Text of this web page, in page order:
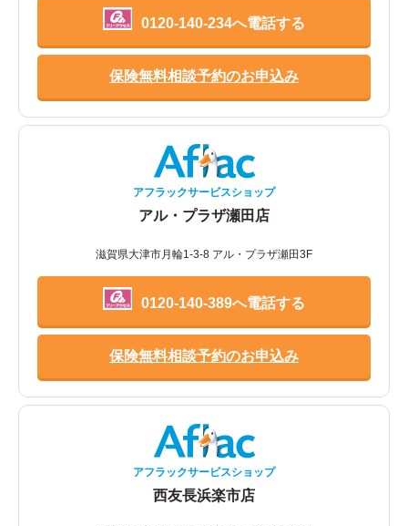
0120-140-234へ電話する
保険無料相談予約のお申込み
アフラックサービスショップ
アル・プラザ瀬田店
滋賀県大津市月輪1-3-8 アル・プラザ瀬田3F
0120-140-389へ電話する
保険無料相談予約のお申込み
アフラックサービスショップ
西友長浜楽市店